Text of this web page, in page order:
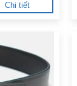
Chi tiết